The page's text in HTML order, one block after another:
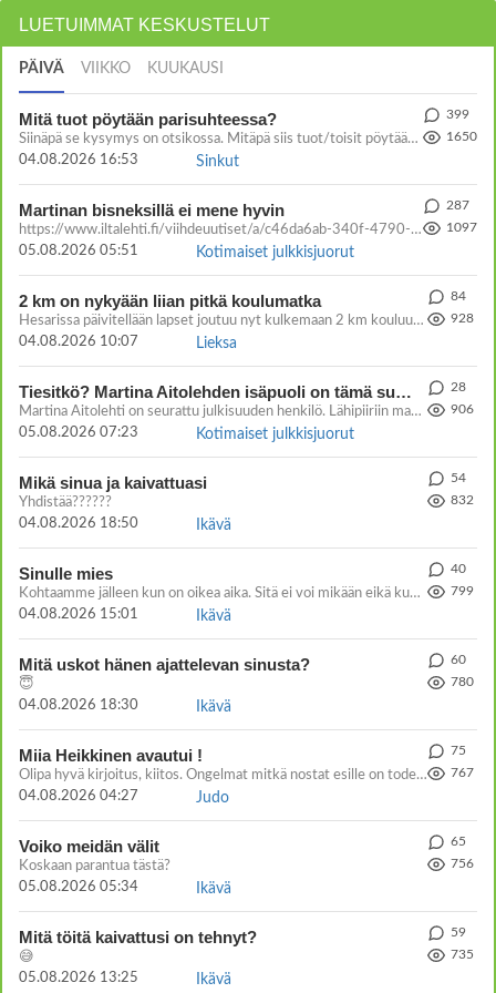
LUETUIMMAT KESKUSTELUT
PÄIVÄ VIIKKO KUUKAUSI
Mitä tuot pöytään parisuhteessa?
Siinäpä se kysymys on otsikossa. Mitäpä siis tuot/toisit pöytään parisuhteessa? Oletko mies vai nainen? Koetko sen mitä
04.08.2026 16:53
Sinkut
399
1650
Martinan bisneksillä ei mene hyvin
https://www.iltalehti.fi/viihdeuutiset/a/c46da6ab-340f-4790-aaa7-0865eed2336 Yrityksen konkurssihakemus on tullut kärä
05.08.2026 05:51
Kotimaiset julkkisjuorut
287
1097
2 km on nykyään liian pitkä koulumatka
Hesarissa päivitellään lapset joutuu nyt kulkemaan 2 km kouluun jösses. Ruostefillarilla tuo matka menee vaikka miten äk
04.08.2026 10:07
Lieksa
84
928
Tiesitkö? Martina Aitolehden isäpuoli on tämä suosittu laulaja
Martina Aitolehti on seurattu julkisuuden henkilö. Lähipiiriin mahtuu muitakin tunnettuja henkilöitä. Tiesitkö, että Ma
05.08.2026 07:23
Kotimaiset julkkisjuorut
28
906
Mikä sinua ja kaivattuasi
Yhdistää??????
04.08.2026 18:50
Ikävä
54
832
Sinulle mies
Kohtaamme jälleen kun on oikea aika. Sitä ei voi mikään eikä kukaan estää <3 <3
04.08.2026 15:01
Ikävä
40
799
Mitä uskot hänen ajattelevan sinusta?
😇
04.08.2026 18:30
Ikävä
60
780
Miia Heikkinen avautui !
Olipa hyvä kirjoitus, kiitos. Ongelmat mitkä nostat esille on todellisia ja tämä ylimielisyys totta ja se näkyy kaikessa
04.08.2026 04:27
Judo
75
767
Voiko meidän välit
Koskaan parantua tästä?
05.08.2026 05:34
Ikävä
65
756
Mitä töitä kaivattusi on tehnyt?
😅
05.08.2026 13:25
Ikävä
59
735